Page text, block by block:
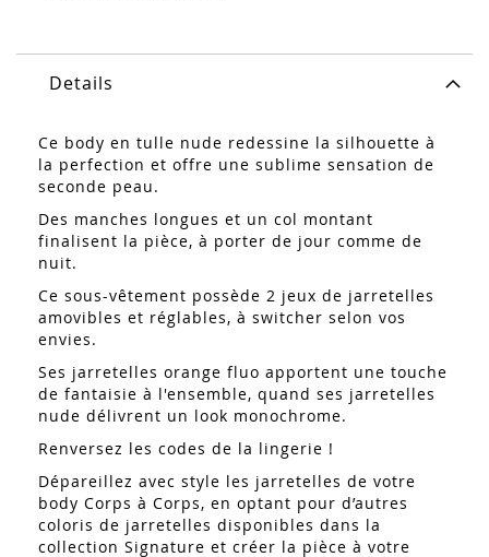
Details
Ce body en tulle nude redessine la silhouette à
la perfection et offre une sublime sensation de
seconde peau.
Des manches longues et un col montant
finalisent la pièce, à porter de jour comme de
nuit.
Ce sous-vêtement possède 2 jeux de jarretelles
amovibles et réglables, à switcher selon vos
envies.
Ses jarretelles orange fluo apportent une touche
de fantaisie à l'ensemble, quand ses jarretelles
nude délivrent un look monochrome.
Renversez les codes de la lingerie !
Dépareillez avec style les jarretelles de votre
body Corps à Corps, en optant pour d’autres
coloris de jarretelles disponibles dans la
collection Signature et créer la pièce à votre